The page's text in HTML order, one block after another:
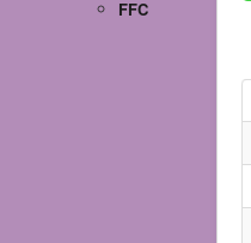
FFC